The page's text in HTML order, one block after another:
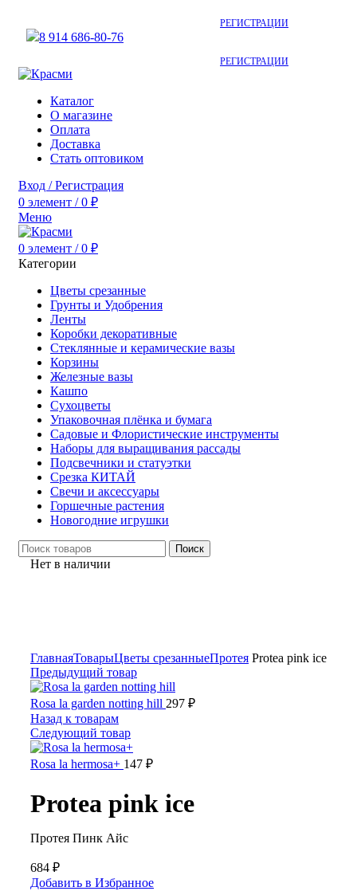
РЕГИСТРАЦИИ
8 914 686-80-76
РЕГИСТРАЦИИ
Каталог
О магазине
Оплата
Доставка
Стать оптовиком
Вход / Регистрация
0 элемент / 0 ₽
Меню
0 элемент / 0 ₽
Категории
Цветы срезанные
Грунты и Удобрения
Ленты
Коробки декоративные
Стеклянные и керамические вазы
Корзины
Железные вазы
Кашпо
Сухоцветы
Упаковочная плёнка и бумага
Садовые и Флористические инструменты
Наборы для выращивания рассады
Подсвечники и статуэтки
Срезка КИТАЙ
Свечи и аксессуары
Горшечные растения
Новогодние игрушки
Поиск
Нет в наличии
ГлавнаяТоварыЦветы срезанныеПротея Protea pink ice
Предыдущий товар
Rosa la garden notting hill 297 ₽
Назад к товарам
Следующий товар
Rosa la hermosa+ 147 ₽
Protea pink ice
Протея Пинк Айс
684 ₽
Добавить в Избранное